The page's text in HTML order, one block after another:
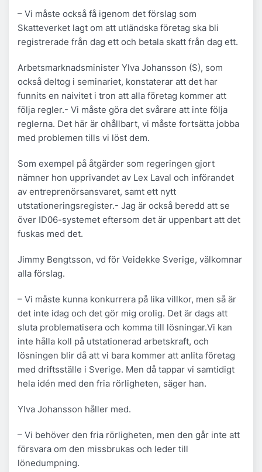
– Vi måste också få igenom det förslag som
Skatteverket lagt om att utländska företag ska bli
registrerade från dag ett och betala skatt från dag ett.
Arbetsmarknadsminister Ylva Johansson (S), som
också deltog i seminariet, konstaterar att det har
funnits en naivitet i tron att alla företag kommer att
följa regler.- Vi måste göra det svårare att inte följa
reglerna. Det här är ohållbart, vi måste fortsätta jobba
med problemen tills vi löst dem.
Som exempel på åtgärder som regeringen gjort
nämner hon upprivandet av Lex Laval och införandet
av entreprenörsansvaret, samt ett nytt
utstationeringsregister.- Jag är också beredd att se
över ID06-systemet eftersom det är uppenbart att det
fuskas med det.
Jimmy Bengtsson, vd för Veidekke Sverige, välkomnar
alla förslag.
– Vi måste kunna konkurrera på lika villkor, men så är
det inte idag och det gör mig orolig. Det är dags att
sluta problematisera och komma till lösningar.Vi kan
inte hålla koll på utstationerad arbetskraft, och
lösningen blir då att vi bara kommer att anlita företag
med driftsställe i Sverige. Men då tappar vi samtidigt
hela idén med den fria rörligheten, säger han.
Ylva Johansson håller med.
– Vi behöver den fria rörligheten, men den går inte att
försvara om den missbrukas och leder till
lönedumpning.